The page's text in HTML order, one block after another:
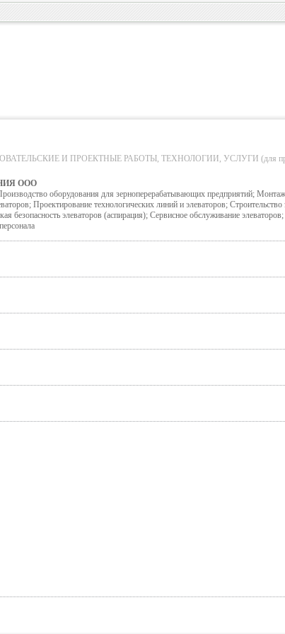
И ПРОЕКТНЫЕ РАБОТЫ, ТЕХНОЛОГИИ, УСЛУГИ (для пром.
ООО
оборудования для зерноперерабатывающих предприятий; Монтаж
Проектирование технологических линий и элеваторов; Строительство
безопасность элеваторов (аспирация); Сервисное обслуживание